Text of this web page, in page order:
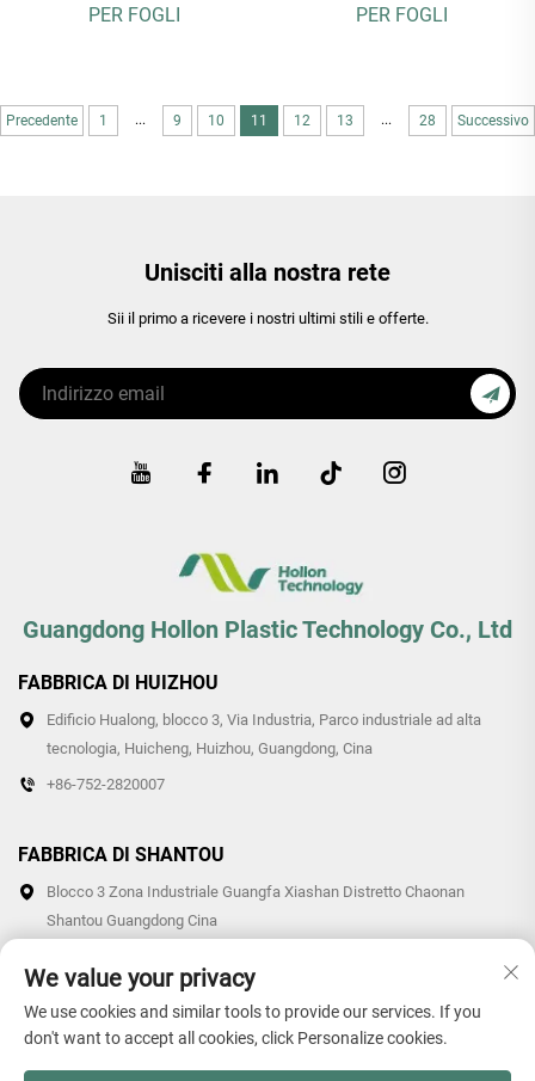
PER FOGLI
PER FOGLI
Precedente 1 ... 9 10 11 12 13 ... 28 Successivo
Unisciti alla nostra rete
Sii il primo a ricevere i nostri ultimi stili e offerte.
Guangdong Hollon Plastic Technology Co., Ltd
FABBRICA DI HUIZHOU
Edificio Hualong, blocco 3, Via Industria, Parco industriale ad alta
tecnologia, Huicheng, Huizhou, Guangdong, Cina
+86-752-2820007
FABBRICA DI SHANTOU
Blocco 3 Zona Industriale Guangfa Xiashan Distretto Chaonan
Shantou Guangdong Cina
Diritti d'autore © 2026 Guangdong Hollon Plastic Technology Co.,
We value your privacy
We use cookies and similar tools to provide our services. If you
don't want to accept all cookies, click Personalize cookies.